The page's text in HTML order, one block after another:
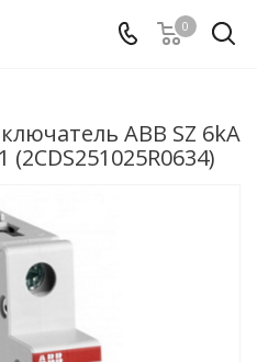
0
ABB SZ 6kA
(2CDS251025R0634)